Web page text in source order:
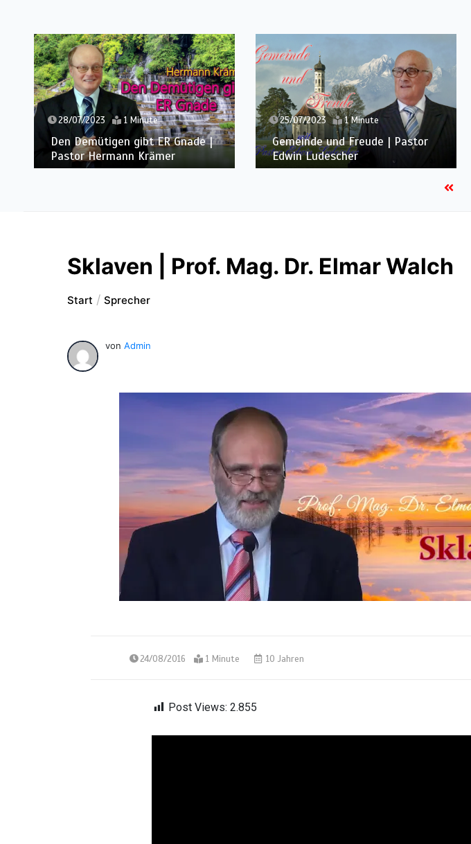
25/07/2023 1 Minute
Gemeinde und Freude | Pastor
Edwin Ludescher
22/07/2023 3 Minuten
Psalm 91 – SCHUTZ DES
ALLMÄCHTIGEN GOTTES UNTER
ALLEN GEFAHREN
Sklaven | Prof. Mag. Dr. Elmar Walch
Start Sprecher
von Admin
24/08/2016 1 Minute 10 Jahren
Post Views: 2.855